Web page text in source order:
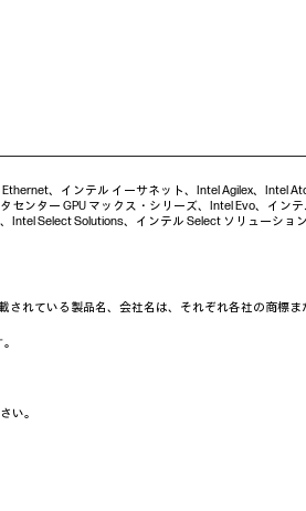
、インテル イーサネット、Intel Agilex、Intel
ンター GPU マックス・シリーズ、Intel Evo、イン
Select Solutions、インテル Select ソリューショ
されている製品名、会社名は、それぞれ各社の商標ま
い。